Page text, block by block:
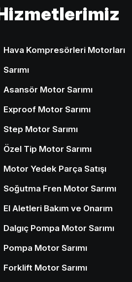
Hava Kompresörleri Motorları
Sarımı
Asansör Motor Sarımı
Exproof Motor Sarımı
Step Motor Sarımı
Özel Tip Motor Sarımı
Motor Yedek Parça Satışı
Soğutma Fren Motor Sarımı
El Aletleri Bakım ve Onarım
Dalgıç Pompa Motor Sarımı
Pompa Motor Sarımı
Forklift Motor Sarımı